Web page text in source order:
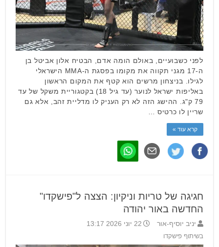
לפני כשבועיים, באולם הומה אדם, הבטיח אלון אביטל בן
ה-17 מגני תקווה את מקומו בפסגת ה-MMA הישראלי
לגילו. בניצחון מרשים הוא קטף את המקום הראשון
באליפות ישראל לנוער (עד גיל 18) בקטגוריית משקל של עד
79 ק"ג. ההישג הזה לא רק העניק לו מדליית זהב, אלא גם
שריין לו כרטיס …
קרא עוד »
חגיגה של טריות וניקיון: הצצה ל"פישקדו"
החדשה באור יהודה
יניב יוסיף-אור
22 יוני 2026 13:17
בשיתוף פישקדו